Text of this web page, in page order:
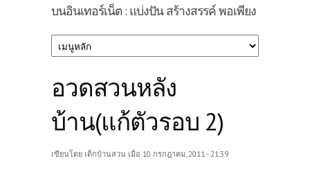
บนอินเทอร์เน็ต : แบ่งปัน สร้างสรรค์ พอเพียง
อวดสวนหลัง
บ้าน(แก้ตัวรอบ 2)
เขียนโดย เด็กบ้านสวน เมื่อ 10 กรกฎาคม, 2011 - 21:39